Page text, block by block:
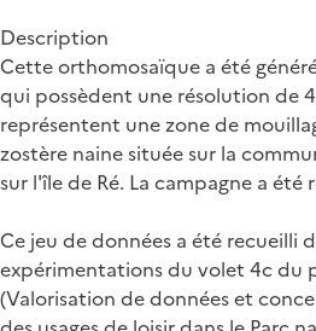
Description
Cette orthomosaïque a été
qui possèdent une résolution de
représentent une zone de
zostère naine située sur la
sur l'île de Ré. La campagne a été
Ce jeu de données a été recueilli
expérimentations du volet 4c du
(Valorisation de données et